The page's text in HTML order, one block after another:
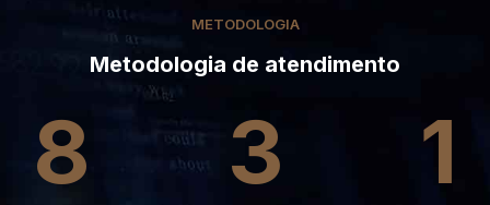
METODOLOGIA
Metodologia de atendimento
8 3 1